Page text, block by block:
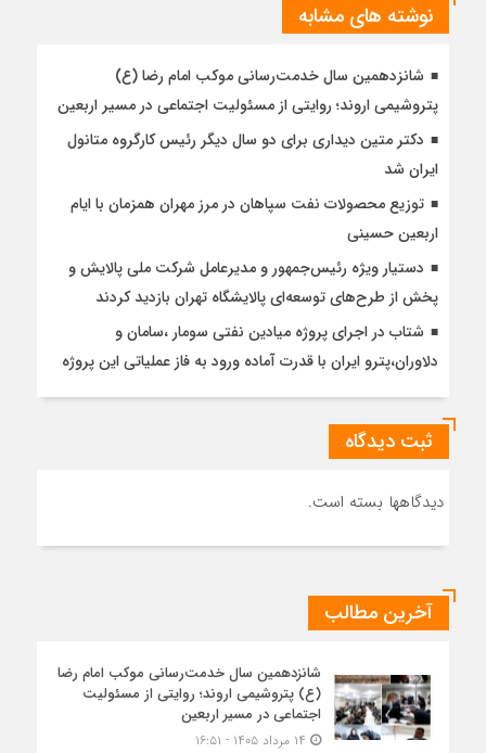
نوشته های مشابه
شانزدهمین سال خدمت‌رسانی موکب امام رضا (ع)
پتروشیمی اروند؛ روایتی از مسئولیت اجتماعی در مسیر اربعین
دکتر متین دیداری برای دو سال دیگر رئیس کارگروه متانول
ایران شد
توزیع محصولات نفت سپاهان در مرز مهران همزمان با ایام
اربعین حسینی
دستیار ویژه رئیس‌جمهور و مدیرعامل شرکت ملی پالایش و
پخش از طرح‌های توسعه‌ای پالایشگاه تهران بازدید کردند
شتاب در اجرای پروژه میادین نفتی سومار ،سامان و
دلاوران،پترو ایران با قدرت آماده ورود به فاز عملیاتی این پروژه
ثبت دیدگاه
دیدگاهها بسته است.
آخرین مطالب
شانزدهمین سال خدمت‌رسانی موکب امام رضا
(ع) پتروشیمی اروند؛ روایتی از مسئولیت
اجتماعی در مسیر اربعین